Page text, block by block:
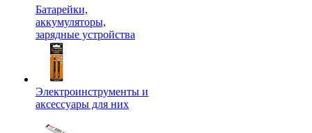
Батарейки,
аккумуляторы,
зарядные устройства
Электроинструменты и
аксессуары для них